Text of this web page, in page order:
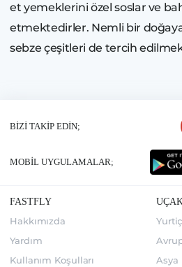
et yemeklerini özel soslar ve
etmektedirler. Nemli bir
sebze çeşitleri de tercih
BİZİ TAKİP EDİN;
MOBİL UYGULAMALAR;
FASTFLY
Hakkımızda
Yardım
Kullanım Koşulları
Asya